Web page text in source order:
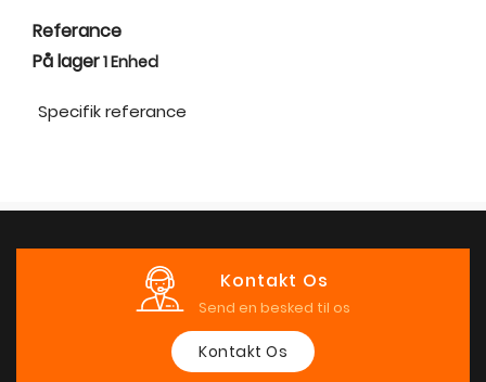
Referance
På lager1 Enhed
Specifik referance
Kontakt Os
Send en besked til os
Kontakt Os